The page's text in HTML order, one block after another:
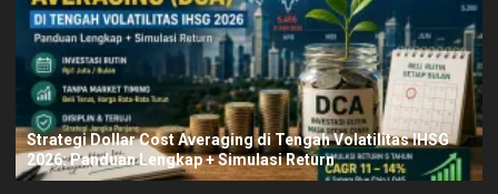
Strategi Dollar Cost Averaging di Tengah Volatilitas IHSG
2026: Panduan Lengkap + Simulasi Return